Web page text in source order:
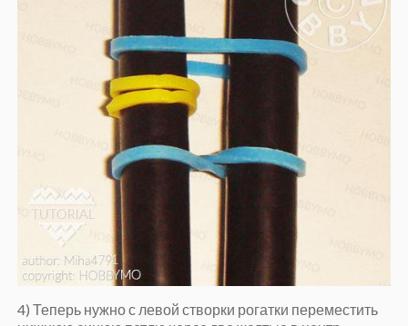
4) Теперь нужно с левой створки рогатки переместить